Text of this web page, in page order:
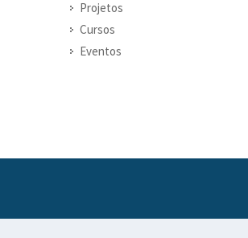
Projetos
Cursos
Eventos